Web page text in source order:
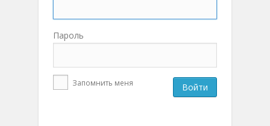
Пароль
Запомнить меня